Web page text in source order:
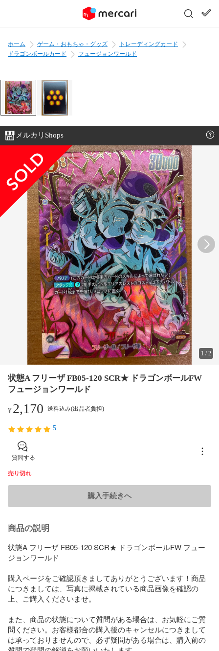
ホーム ゲーム・おもちゃ・グッズ
トレーディングカード
ドラゴンボールカード
フュージョンワールド
メルカリShops
1 /2
状態A フリーザ FB05-120 SCR★ ドラゴンボールFW
フュージョンワールド
¥2,170 送料込み(出品者負担)
5
質問する
売り切れ
購入手続きへ
商品の説明
状態A フリーザ FB05-120 SCR★ ドラゴンボールFW フュー
ジョンワールド
購入ページをご確認頂きましてありがとうございます！商品
につきましては、写真に掲載されている商品画像を確認の
上、ご購入くださいませ。
また、商品の状態について質問がある場合は、お気軽にご質
問ください。お客様都合の購入後のキャンセルにつきまして
は承っておりませんので、必ず疑問がある場合は、購入前の